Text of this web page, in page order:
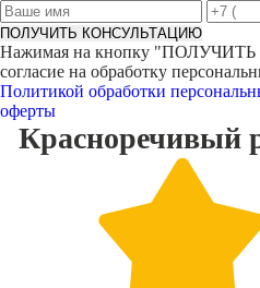
ПОЛУЧИТЬ КОНСУЛЬТАЦИЮ
Нажимая на кнопку "
согласие на обработку
Политикой обработки
оферты
Красноречивый